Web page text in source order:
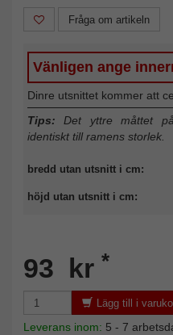
Fråga om artikeln
Vänligen ange
Dinre utsnittet kommer att
Tips: Det yttre måttet
identiskt till ramens storlek.
bredd utan utsnitt i cm:
höjd utan utsnitt i cm:
93 kr *
Lägg till i
Leverans inom: 5 - 7